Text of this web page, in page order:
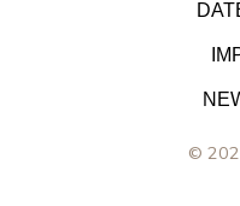
Tab
©